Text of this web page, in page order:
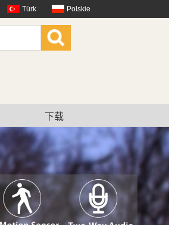
Türk Polskie
下载